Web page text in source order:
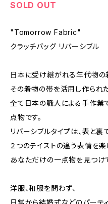
SOLD OUT
"Tomorrow Fabric"
クラッチバッグ リバーシブル
日本に受け継がれる年代物の
その着物の帯を活用し作られた
全て日本の職人による手作業
点物です。
リバーシブルタイプは、表と
２つのテイストの違う表情を楽
あなただけの一点物を見つけ
洋服、和服を問わず、
日常から結婚式などのパーテ